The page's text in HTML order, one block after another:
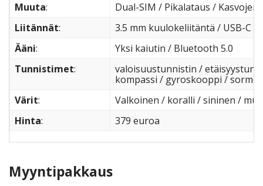
Muuta:
Dual-SIM / Pikalataus /
Liitännät:
3.5 mm kuulokeliitäntä / USB-C /
Ääni:
Yksi kaiutin / Bluetooth 5.0
Tunnistimet:
valoisuustunnistin /
kompassi / gyroskooppi /
Värit:
Valkoinen / koralli / sininen /
Hinta: 379 euroa
Myyntipakkaus